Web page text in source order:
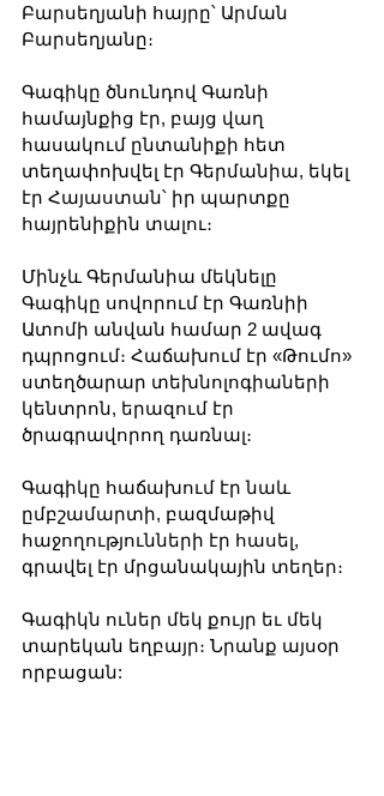
Բարսեղյանի հայրը՝ Արման
Բարսեղյանը։
Գագիկը ծնունդով Գառնի
համայնքից էր, բայց վաղ
հասակում ընտանիքի հետ
տեղափոխվել էր Գերմանիա, եկել
էր Հայաստան՝ իր պարտքը
հայրենիքին տալու։
Մինչև Գերմանիա մեկնելը
Գագիկը սովորում էր Գառնիի
Ատոմի անվան համար 2 ավագ
դպրոցում։ Հաճախում էր «Թումո»
ստեղծարար տեխնոլոգիաների
կենտրոն, երազում էր
ծրագրավորող դառնալ։
Գագիկը հաճախում էր նաև
ըմբշամարտի, բազմաթիվ
հաջողությունների էր հասել,
գրավել էր մրցանակային տեղեր։
Գագիկն ուներ մեկ քույր եւ մեկ
տարեկան եղբայր։ Նրանք այսօր
որբացան: